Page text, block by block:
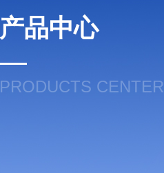
产品中心
PRODUCTS CENTER